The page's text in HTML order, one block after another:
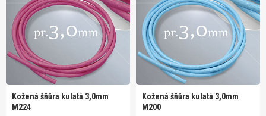
Kožená šňůra kulatá 3,0mm
M224
Kožená šňůra kulatá 3,0mm
M200